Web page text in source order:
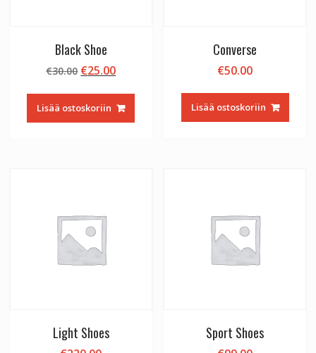
Black Shoe
€30.00 Alkuperäinen
oli:
€30.00.
€25.00Nykyinen
on:
€25.00.
Lisää ostoskoriin
Converse
€50.00
Lisää ostoskoriin
Light Shoes Sport Shoes